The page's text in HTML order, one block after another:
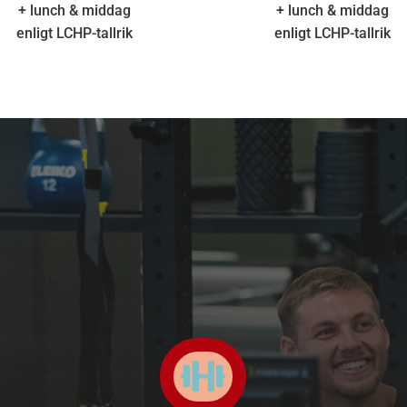
+ lunch & middag
enligt LCHP-tallrik
+ lunch & middag
enligt LCHP-tallrik
